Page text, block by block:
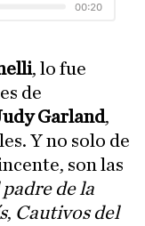
, lo fue
de
Garland,
Y no solo de
son las
padre de la
, Cautivos del